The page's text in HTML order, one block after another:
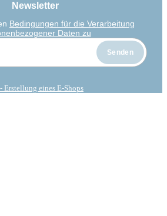
Newsletter
Bedingungen für die Verarbeitung
Daten zu
Erstellung eines E-Shops